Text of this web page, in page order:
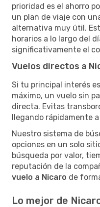
prioridad es el ahorro
un plan de viaje con
alternativa muy útil.
horarios a lo largo del
significativamente el
Vuelos directos a
Si tu principal interés
máximo, un vuelo sin
directa. Evitas
llegando rápidamente
Nuestro sistema de
opciones en un solo
búsqueda por valor,
reputación de la
vuelo a Nicaro de
Lo mejor de